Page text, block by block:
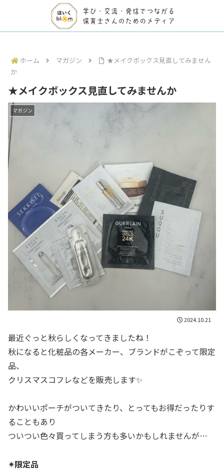
ホーム マガジン
★メイクボックス見直してみません
か
★メイクボックス見直してみませんか
マガジン
2024.10.21
最近ぐっと秋らしくなってきましたね！
秋になると化粧品の各メーカー、ブランドがこぞって限定
品、
クリスマスコフレなどを販売します✨
かわいいポーチがついてきたり、とってもお得だったりす
ることもあり
ついつい色々買ってしまう方も多いかもしれませんが…
✴限定品